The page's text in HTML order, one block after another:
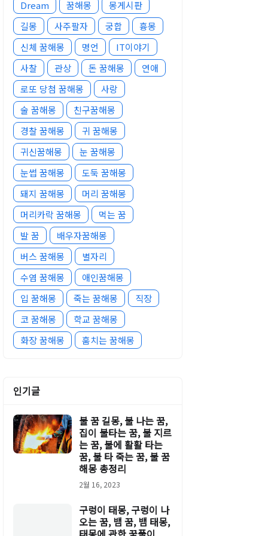
Dream 꿈해몽
몽게시판
길몽
사주팔자 궁합
흉몽
신체 꿈해몽
명언
IT이야기
사찰
관상 돈 꿈해몽
연애
로또 당첨 꿈해몽
사랑
술 꿈해몽
친구꿈해몽
경찰 꿈해몽
귀 꿈해몽
귀신꿈해몽
눈 꿈해몽
눈썹 꿈해몽
도둑 꿈해몽
돼지 꿈해몽
머리 꿈해몽
머리카락 꿈해몽
먹는 꿈
발 꿈
배우자꿈해몽
버스 꿈해몽
별자리
수염 꿈해몽
애인꿈해몽
입 꿈해몽
죽는 꿈해몽
직장
코 꿈해몽
학교 꿈해몽
화장 꿈해몽
훔치는 꿈해몽
인기글
불 꿈 길몽, 불 나는 꿈,
집이 불타는 꿈, 불 지르
는 꿈, 불에 활활 타는
꿈, 불 타 죽는 꿈, 불 꿈
해몽 총정리
2월 16, 2023
구렁이 태몽, 구렁이 나
오는 꿈, 뱀 꿈, 뱀 태몽,